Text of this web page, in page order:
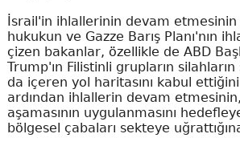
İsrail'in ihlallerinin devam etmesinin
hukukun ve Gazze Barış Planı'nın
çizen bakanlar, özellikle de ABD
Trump'ın Filistinli grupların silahların
da içeren yol haritasını kabul ettiğini
ardından ihlallerin devam
aşamasının uygulanmasını
bölgesel çabaları sekteye